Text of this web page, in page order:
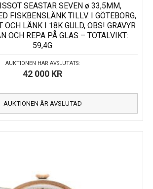
SEASTAR SEVEN ø 33,5MM,
FISKBENSLÄNK TILLV. I GÖTEBORG,
OCH LÄNK I 18K GULD, OBS! GRAVYR
OCH REPA PÅ GLAS – TOTALVIKT:
59,4G
AUKTIONEN HAR AVSLUTATS:
42 000 KR
AUKTIONEN ÄR AVSLUTAD